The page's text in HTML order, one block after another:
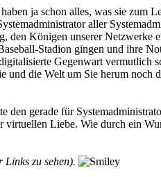
ja schon alles, was sie zum
aller
den Königen unserer Netzwerke
Stadion gingen und ihre
Gegenwart vermutlich
und die Welt um Sie herum noch
den gerade für
virtuellen Liebe. Wie durch ein
zu sehen).